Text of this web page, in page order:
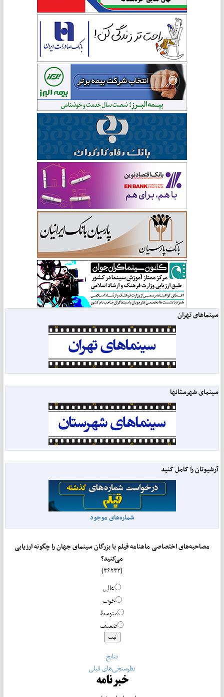
سینماهای تهران
سینمای شهرستانها
آرشیوتان را کامل کنید
شماره‌های موجود
مصاحبه‌های اختصاصی ماهنامه فیلم با بزرگان سینمای جهان را چگونه ارزیابی
می‌کنید؟
عالی
خوب
متوسط
ضعیف
نتایج
نظرسنجی‌های قبلی
خبرنامه